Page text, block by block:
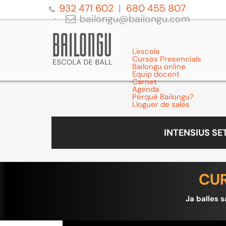
932 471 602
680 455 807
bailongu@bailongu.com
L'escola
Cursos Presencials
Bailongu online
Equip docent
Carnet
Agenda
Perquè Bailongu?
Lloguer de sales
INTENSIUS
Ja balles